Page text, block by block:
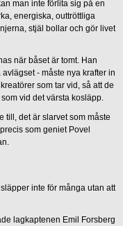
man inte förlita sig på en
energiska, outtröttliga
stjäl bollar och gör livet
när båset är tomt. Han
- måste nya krafter in
som tar vid, så att de
vid det värsta kosläpp.
till, det är slarvet som måste
som geniet Povel
inte för många utan att
lagkaptenen Emil Forsberg